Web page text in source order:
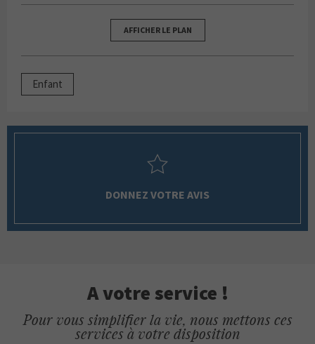
AFFICHER LE PLAN
Enfant
DONNEZ VOTRE AVIS
A votre service !
Pour vous simplifier la vie, nous mettons ces
services à votre disposition